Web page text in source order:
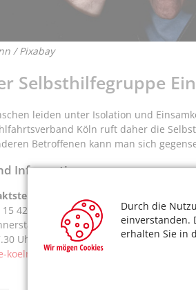
Durch die
einverstanden.
erhalten Sie in
/ Pixabay
Selbsthilfegruppe
leiden unter Isolation und
Köln ruft daher die
Betroffenen kann man sich
Informationen
Köln
42 16
9–12.30 Uhr
Uhr
koeln@paritaet-nrw.org